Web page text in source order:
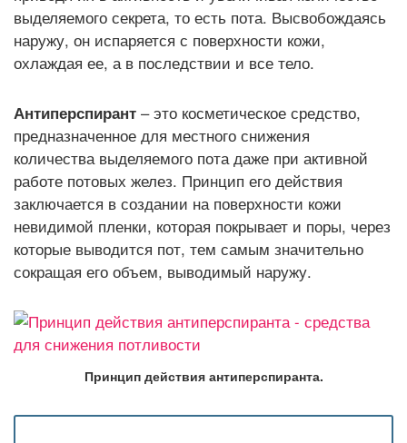
выделяемого секрета, то есть пота. Высвобождаясь
наружу, он испаряется с поверхности кожи,
охлаждая ее, а в последствии и все тело.
Антиперспирант – это косметическое средство,
предназначенное для местного снижения
количества выделяемого пота даже при активной
работе потовых желез. Принцип его действия
заключается в создании на поверхности кожи
невидимой пленки, которая покрывает и поры, через
которые выводится пот, тем самым значительно
сокращая его объем, выводимый наружу.
Принцип действия антиперспиранта.